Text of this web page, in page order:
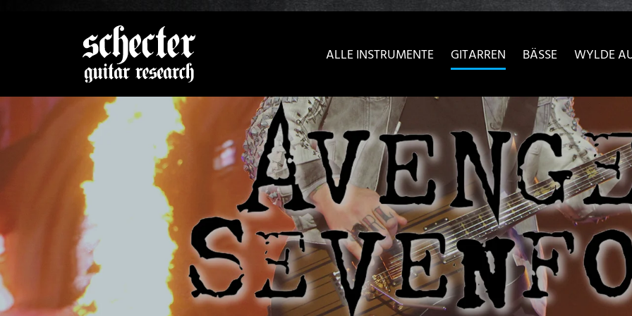
Zeige besser passende Version dieser SeiteDiese Meldung nicht
ALLE INSTRUMENTE GITARREN BÄSSE WYLDE